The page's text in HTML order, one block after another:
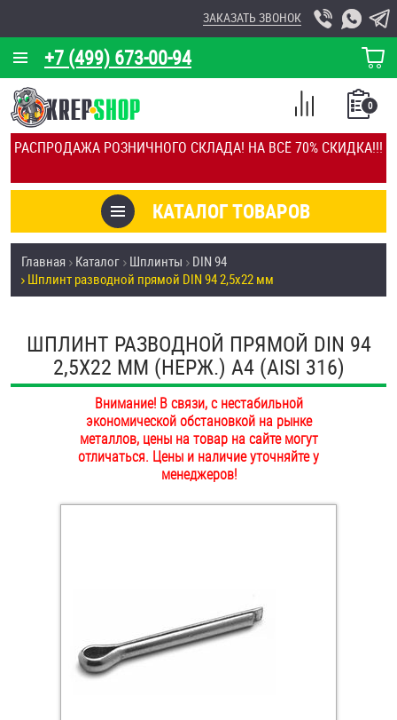
РАСПРОДАЖА РОЗНИЧНОГО СКЛАДА! НА ВСЁ 70% СКИДКА!!!
+7 (499) 673-00-94
ЗАКАЗАТЬ ЗВОНОК
КОРЗИНА
О КОМПАНИИ
КАЛЬКУЛЯТОР
ОТЗЫВЫ
УСЛУГИ
СКИДКИ
ОПТ
ПОКУПАТЕЛЯМ
ОПЛАТА И ДОСТАВКА
НАШИ МАГАЗИНЫ
КАТАЛОГ ТОВАРОВ
0
СПИСОК
СРАВНЕНИЕ
Товары со скидкой
Анкеры
Антивандальный крепёж, инструмент
Болты и винты
Втулки
Заклепки (Гайки-Заклепки)
Инструмент
Главная Каталог Шплинты
DIN 94
Шплинт разводной прямой DIN 94 2,5х22 мм
ШПЛИНТ РАЗВОДНОЙ ПРЯМОЙ DIN 94
2,5Х22 ММ (НЕРЖ.) A4 (AISI 316)
Внимание! В связи, с нестабильной
экономической обстановкой на рынке
металлов, цены на товар на сайте могут
отличаться. Цены и наличие уточняйте у
менеджеров!